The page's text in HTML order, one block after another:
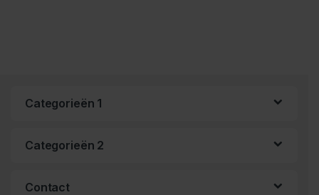
Categorieën 1
Categorieën 2
Contact